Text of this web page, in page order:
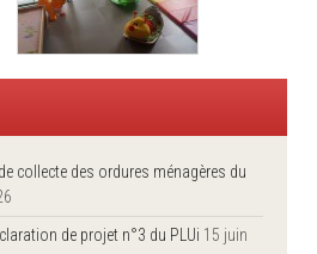
collecte des ordures ménagères du
de projet n°3 du PLUi 15 juin